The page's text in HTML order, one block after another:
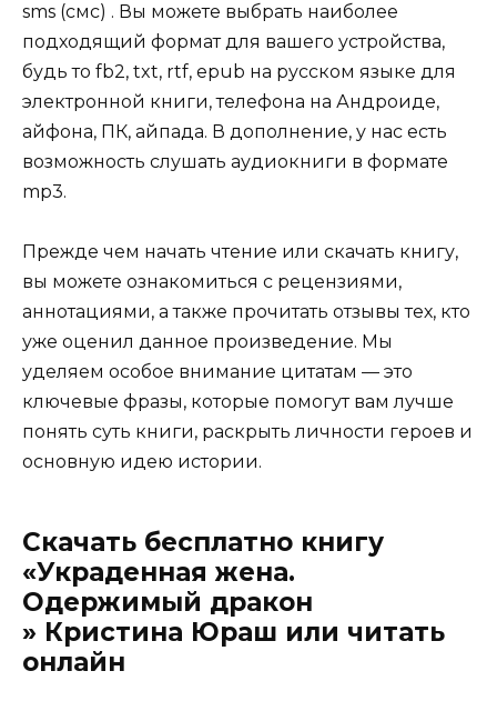
sms (смс) . Вы можете выбрать наиболее
подходящий формат для вашего устройства,
будь то fb2, txt, rtf, epub на русском языке для
электронной книги, телефона на Андроиде,
айфона, ПК, айпада. В дополнение, у нас есть
возможность слушать аудиокниги в формате
mp3.
Прежде чем начать чтение или скачать книгу,
вы можете ознакомиться с рецензиями,
аннотациями, а также прочитать отзывы тех, кто
уже оценил данное произведение. Мы
уделяем особое внимание цитатам — это
ключевые фразы, которые помогут вам лучше
понять суть книги, раскрыть личности героев и
основную идею истории.
Скачать бесплатно книгу
«Украденная жена.
Одержимый дракон
» Кристина Юраш или читать
онлайн